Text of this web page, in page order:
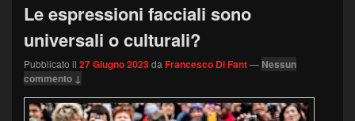
Le espressioni facciali sono
universali o culturali?
Pubblicato il 27 Giugno 2023da Francesco Di Fant— Nessun
commento ↓